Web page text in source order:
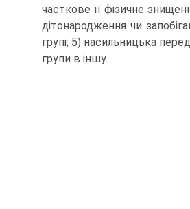
часткове її фізичне
дітонародження чи
групі; 5) насильницька
групи в іншу.